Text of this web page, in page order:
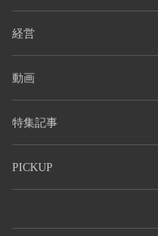
経営
動画
特集記事
PICKUP